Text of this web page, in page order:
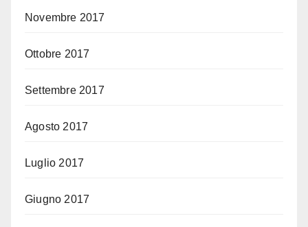
Novembre 2017
Ottobre 2017
Settembre 2017
Agosto 2017
Luglio 2017
Giugno 2017